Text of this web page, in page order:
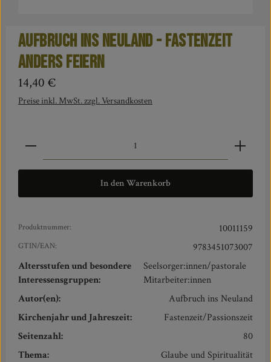
Aufbruch ins Neuland - Fastenzeit
anders feiern
Regulärer Preis:
14,40 €
Preise inkl. MwSt. zzgl. Versandkosten
Produkt Anzahl: Gib den gewünschten Wert ein oder
In den Warenkorb
Produktnummer: 10011159
GTIN/EAN:
9783451073007
Altersstufen und besondere
Interessensgruppen:
Seelsorger:innen/pastorale
Mitarbeiter:innen
Autor(en):
Aufbruch ins Neuland
Kirchenjahr und Jahreszeit:
Fastenzeit/Passionszeit
Seitenzahl:
80
Thema:
Glaube und Spiritualität